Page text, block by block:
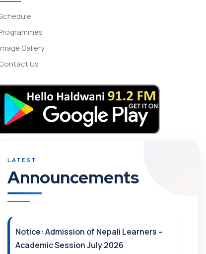
Gallery
Us
Announcements
Notice: Admission of Nepali Learners –
Academic Session July 2026